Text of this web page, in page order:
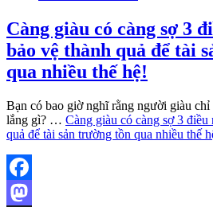
Càng giàu có càng sợ 3
bảo vệ thành quả để tài
qua nhiều thế hệ!
Bạn có bao giờ nghĩ rằng người giàu
lắng gì? … Càng giàu có càng sợ 3
quả để tài sản trường tồn qua nhiều thế
Facebook